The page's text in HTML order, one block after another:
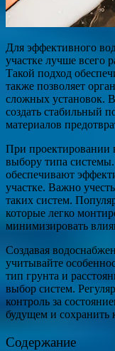
Для эффективного
участке лучше всего
Такой подход
также позволяет
сложных установок.
создать стабильный
материалов
При проектировании
выбору типа
обеспечивают
участке. Важно
таких систем.
которые легко
минимизировать
Создавая
учитывайте
тип грунта и
выбор систем.
контроль за
будущем и сохранить
Содержание